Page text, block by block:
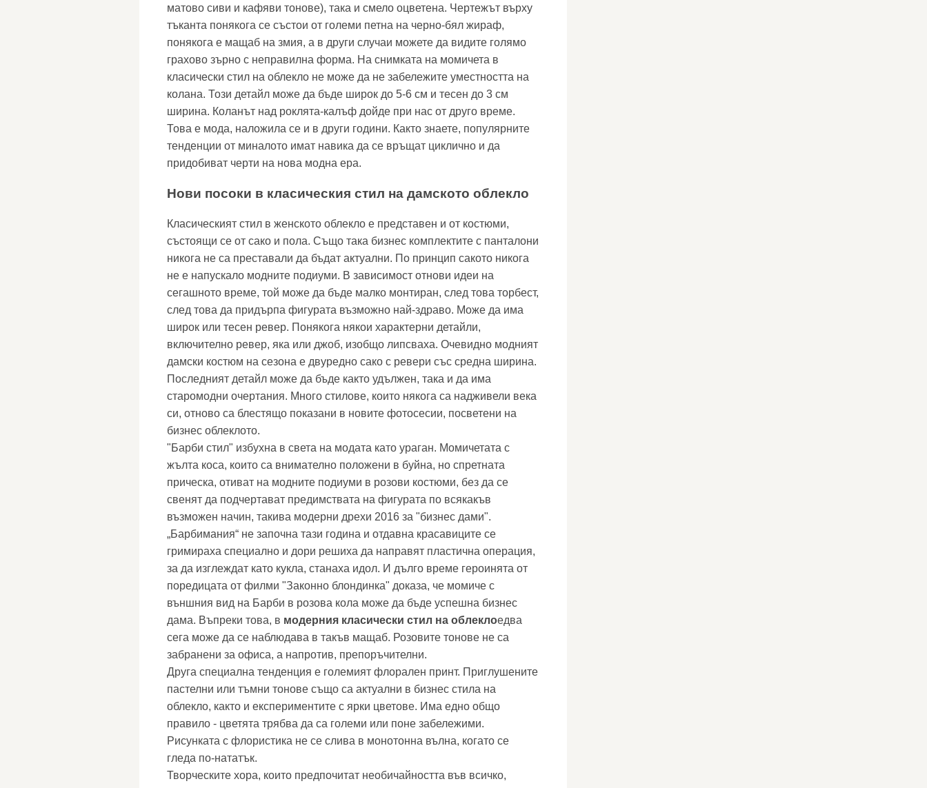
матово сиви и кафяви тонове), така и смело оцветена. Чертежът върху
тъканта понякога се състои от големи петна на черно-бял жираф,
понякога е мащаб на змия, а в други случаи можете да видите голямо
грахово зърно с неправилна форма. На снимката на момичета в
класически стил на облекло не може да не забележите уместността на
колана. Този детайл може да бъде широк до 5-6 см и тесен до 3 см
ширина. Коланът над роклята-калъф дойде при нас от друго време.
Това е мода, наложила се и в други години. Както знаете, популярните
тенденции от миналото имат навика да се връщат циклично и да
придобиват черти на нова модна ера.
Нови посоки в класическия стил на дамското облекло
Класическият стил в женското облекло е представен и от костюми,
състоящи се от сако и пола. Също така бизнес комплектите с панталони
никога не са преставали да бъдат актуални. По принцип сакото никога
не е напускало модните подиуми. В зависимост отнови идеи на
сегашното време, той може да бъде малко монтиран, след това торбест,
след това да придърпа фигурата възможно най-здраво. Може да има
широк или тесен ревер. Понякога някои характерни детайли,
включително ревер, яка или джоб, изобщо липсваха. Очевидно модният
дамски костюм на сезона е двуредно сако с ревери със средна ширина.
Последният детайл може да бъде както удължен, така и да има
старомодни очертания. Много стилове, които някога са надживели века
си, отново са блестящо показани в новите фотосесии, посветени на
бизнес облеклото.
"Барби стил" избухна в света на модата като ураган. Момичетата с
жълта коса, които са внимателно положени в буйна, но спретната
прическа, отиват на модните подиуми в розови костюми, без да се
свенят да подчертават предимствата на фигурата по всякакъв
възможен начин, такива модерни дрехи 2016 за "бизнес дами".
„Барбимания“ не започна тази година и отдавна красавиците се
гримираха специално и дори решиха да направят пластична операция,
за да изглеждат като кукла, станаха идол. И дълго време героинята от
поредицата от филми "Законно блондинка" доказа, че момиче с
външния вид на Барби в розова кола може да бъде успешна бизнес
дама. Въпреки това, в модерния класически стил на облеклоедва
сега може да се наблюдава в такъв мащаб. Розовите тонове не са
забранени за офиса, а напротив, препоръчителни.
Друга специална тенденция е големият флорален принт. Приглушените
пастелни или тъмни тонове също са актуални в бизнес стила на
облекло, както и експериментите с ярки цветове. Има едно общо
правило - цветята трябва да са големи или поне забележими.
Рисунката с флористика не се слива в монотонна вълна, когато се
гледа по-нататък.
Творческите хора, които предпочитат необичайността във всичко,